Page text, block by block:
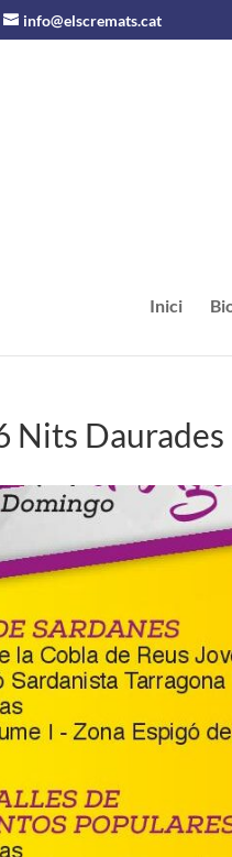
info@elscremats.cat
Inici
Nits